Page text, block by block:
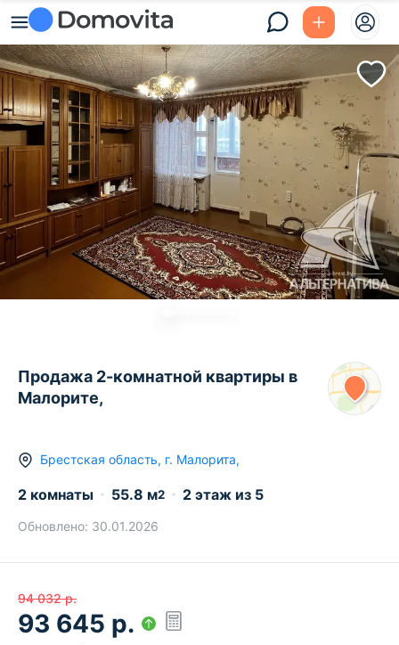
Продажа 2-комнатной квартиры в
Малорите,
Брестская область, г. Малорита,
2 комнаты 55.8 м2 2 этаж из 5
Обновлено: 30.01.2026
94 032 р.
93 645 р.